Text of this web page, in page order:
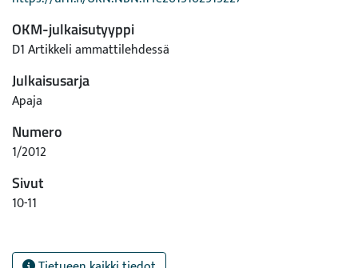
OKM-julkaisutyyppi
D1 Artikkeli ammattilehdessä
Julkaisusarja
Apaja
Numero
1/2012
Sivut
10-11